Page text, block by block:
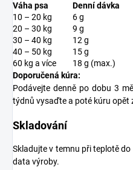
Váha psa Denní dávka
10 – 20 kg
6 g
20 – 30 kg
9 g
30 – 40 kg
12 g
40 – 50 kg
15 g
60 kg a více
18 g (max.)
Doporučená kúra:
Podávejte denně po dobu 3
týdnů vysaďte a poté kúru opět
Skladování
Skladujte v temnu při teplotě do
data výroby.